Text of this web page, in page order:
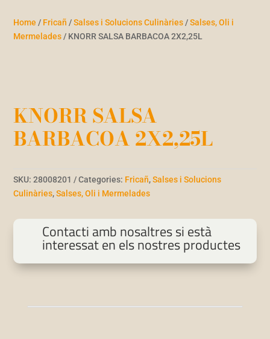
Home / Fricañ /Salses i Solucions Culinàries /Salses, Oli i
Mermelades / KNORR SALSA BARBACOA 2X2,25L
KNORR SALSA
BARBACOA 2X2,25L
SKU:28008201 Categories: Fricañ,Salses i Solucions
Culinàries,Salses, Oli i Mermelades
Contacti amb nosaltres si està
interessat en els nostres productes